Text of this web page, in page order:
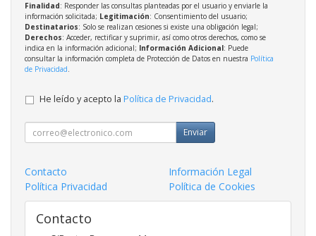
Finalidad: Responder las consultas planteadas por el usuario y enviarle la
información solicitada; Legitimación: Consentimiento del usuario;
Destinatarios: Solo se realizan cesiones si existe una obligación legal;
Derechos: Acceder, rectificar y suprimir, así como otros derechos, como se
indica en la información adicional; Información Adicional: Puede
consultar la información completa de Protección de Datos en nuestra Política
de Privacidad.
He leído y acepto la Política de Privacidad.
Enviar
Contacto
Información Legal
Política Privacidad
Política de Cookies
Contacto